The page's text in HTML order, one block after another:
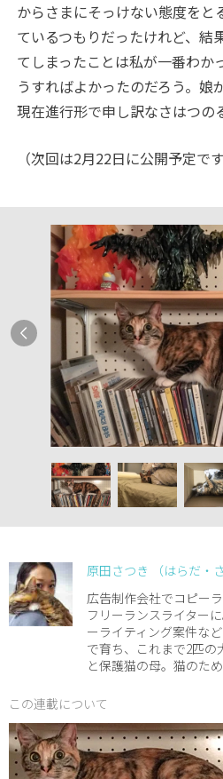
からさまにそっけない態度をと
ているつもりだったけれど、結
てしまったことは私が一番わか
うすればよかったのだろう。娘
現在進行形で申し訳なさはつの
（次回は2月22日に公開予定です
原田さつき （はらだ・さ
広告制作会社でコピー
フリーランスライター
ーライティング案件な
で育ち、これまで2匹の
と保護猫の母。猫のた
この連載について